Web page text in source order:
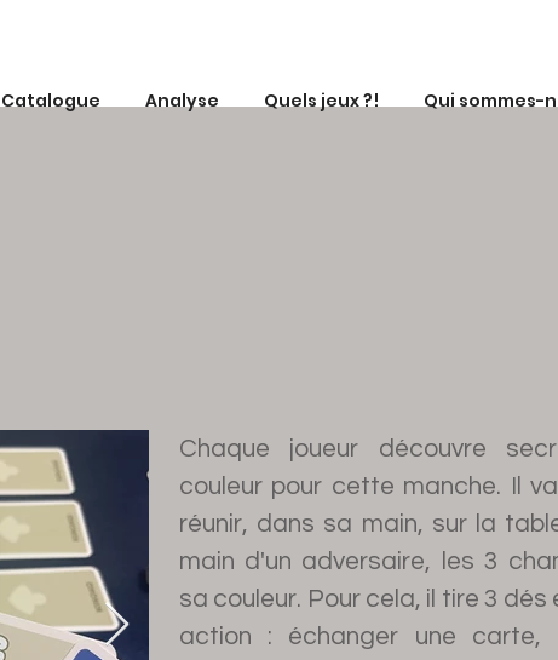
Catalogue Analyse Quels jeux ?! Qui sommes-
Chaque joueur découvre
couleur pour cette manche. Il
réunir, dans sa main, sur la
main d'un adversaire, les 3
sa couleur. Pour cela, il tire 3 dés
action : échanger une carte,